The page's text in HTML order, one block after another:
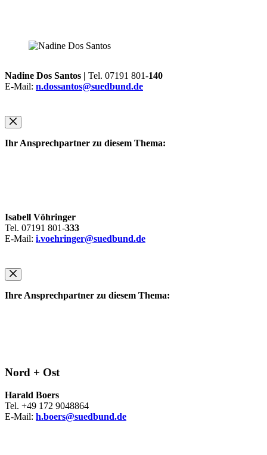
Nadine Dos Santos | Tel. 07191 801-140
E-Mail: n.dossantos@suedbund.de
Ihr Ansprechpartner zu diesem Thema:
Isabell Vöhringer
Tel. 07191 801-333
E-Mail: i.voehringer@suedbund.de
Ihre Ansprechpartner zu diesem Thema:
Nord + Ost
Harald Boers
Tel. +49 172 9048864
E-Mail: h.boers@suedbund.de